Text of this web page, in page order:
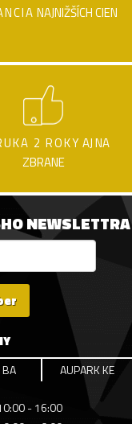
NAJNIŽŠÍCH CIEN
2 ROKY AJ NA
ZBRANE
NEWSLETTRA
BA AUPARK KE
- 16:00